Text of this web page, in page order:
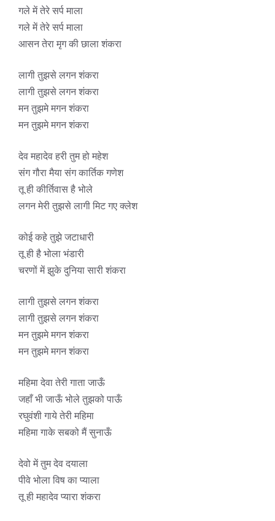
गले में तेरे सर्प माला
गले में तेरे सर्प माला
आसन तेरा मृग की छाला शंकरा
लागी तुझसे लगन शंकरा
लागी तुझसे लगन शंकरा
मन तुझमे मगन शंकरा
मन तुझमे मगन शंकरा
देव महादेव हरी तुम हो महेश
संग गौरा मैया संग कार्तिक गणेश
तू ही कीर्तिवास है भोले
लगन मेरी तुझसे लागी मिट गए क्लेश
कोई कहे तुझे जटाधारी
तू ही है भोला भंडारी
चरणों में झुके दुनिया सारी शंकरा
लागी तुझसे लगन शंकरा
लागी तुझसे लगन शंकरा
मन तुझमे मगन शंकरा
मन तुझमे मगन शंकरा
महिमा देवा तेरी गाता जाऊँ
जहाँ भी जाऊँ भोले तुझको पाऊँ
रघुवंशी गाये तेरी महिमा
महिमा गाके सबको मैं सुनाऊँ
देवो में तुम देव दयाला
पीवे भोला विष का प्याला
तू ही महादेव प्यारा शंकरा